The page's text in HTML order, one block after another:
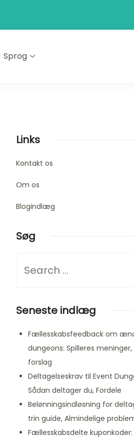
Sprog
Links
Kontakt os
Om os
Blogindlæg
Søg
for
Seneste indlæg
Fællesskabsfeedback om
dungeons: Spilleres
forslag
Deltagelseskrav til Event
Sådan deltager du, Fordele
Belønningsindløsning for
trin guide, Almindelige
Fællesskabsdelte